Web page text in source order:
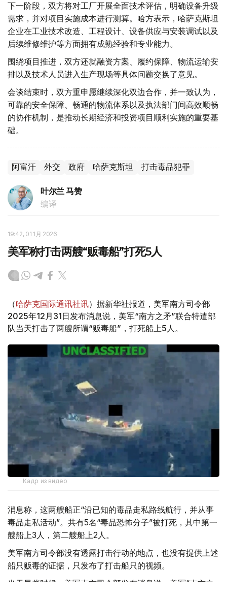
下一阶段，双方将对工厂开展全面技术评估，明确设备升级
需求，并对项目实施成本进行测算。哈方表示，哈萨克斯坦
企业在工业技术改造、工程设计、设备供应与安装调试以及
后续维修维护等方面拥有成熟经验和专业能力。
围绕项目推进，双方还就融资方案、履约保障、物流运输安
排以及技术人员进入生产现场等具体问题交换了意见。
会谈结束时，双方重申愿继续深化双边合作，并一致认为，
可靠的安全保障、畅通的物流体系以及执法部门间高效顺畅
的协作机制，是推动长期经济和投资项目顺利实施的重要基
础。
阿富汗 外交 政府 哈萨克斯坦 打击毒品犯罪
叶尔兰 马赞
编译
19:42, 01 1月 2026
美军称打击两艘“贩毒船”打死5人
（哈萨克国际通讯社讯）据新华社报道，美军南方司令部
2025年12月31日发布消息说，美军“南方之矛”联合特遣部
队当天打击了两艘所谓“贩毒船”，打死船上5人。
Кадр из видео
消息称，这两艘船正“沿已知的毒品走私路线航行，并从事
毒品走私活动”。共有5名“毒品恐怖分子”被打死，其中第一
艘船上3人，第二艘船上2人。
美军南方司令部没有透露打击行动的地点，也没有提供上述
船只贩毒的证据，只发布了打击船只的视频。
当天早些时候，美军南方司令部发布消息说，美军“南方之